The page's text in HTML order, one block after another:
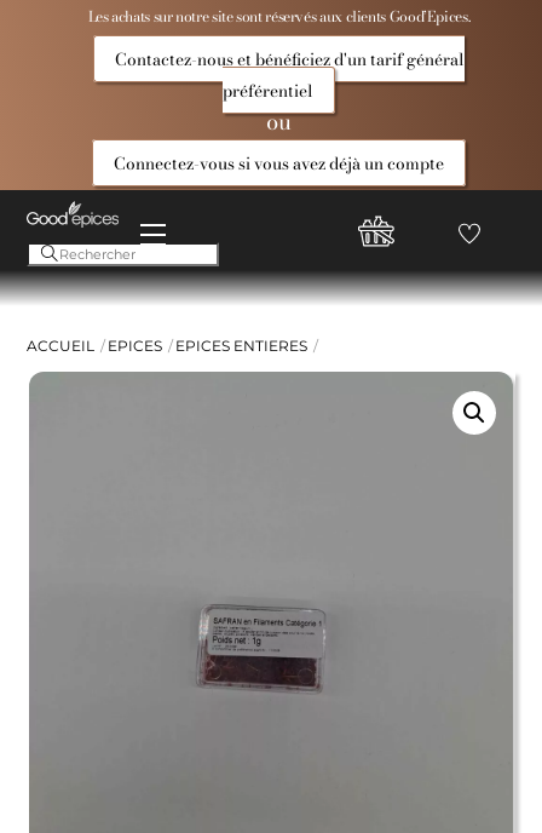
Les achats sur notre site sont réservés aux clients Good’Epices.
Contactez-nous et bénéficiez d'un tarif général
préférentiel
ou
Connectez-vous si vous avez déjà un compte
Menu
Compte
Good
Favoris
ACCUEIL EPICES EPICES ENTIERES